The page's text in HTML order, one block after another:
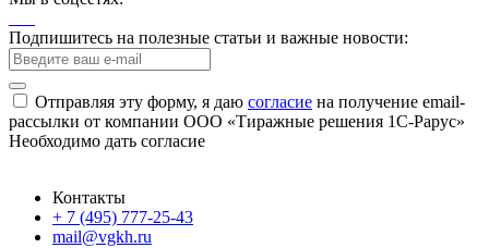
Подпишитесь на полезные статьи и важные новости:
Отправляя эту форму, я даю согласие на получение email-
рассылки от компании ООО «Тиражные решения 1С-Рарус»
Необходимо дать согласие
Контакты
+ 7 (495) 777-25-43
mail@vgkh.ru